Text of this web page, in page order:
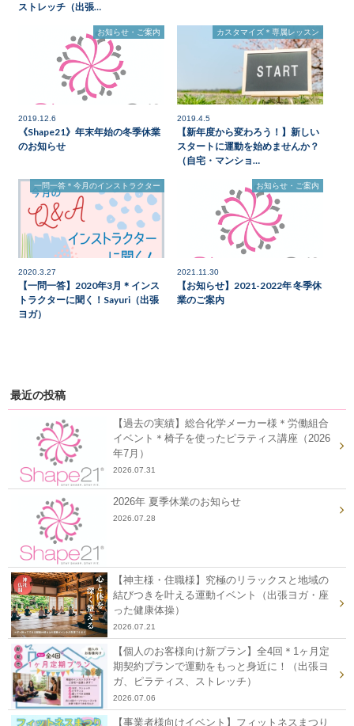
ストレッチ（出張…
お知らせ・ご案内
2019.12.6
《Shape21》年末年始の冬季休業
のお知らせ
カスタマイズ＊専属レッスン
2019.4.5
【新年度から変わろう！】新しい
スタートに運動を始めませんか？
（自宅・マンショ…
一問一答＊今月のインストラクター
2020.3.27
【一問一答】2020年3月＊インス
トラクターに聞く！Sayuri（出張
ヨガ）
お知らせ・ご案内
2021.11.30
【お知らせ】2021-2022年 冬季休
業のご案内
最近の投稿
【過去の実績】総合化学メーカー様＊労働組合
イベント＊椅子を使ったピラティス講座（2026
年7月）
2026.07.31
2026年 夏季休業のお知らせ
2026.07.28
【神主様・住職様】究極のリラックスと地域の
結びつきを叶える運動イベント（出張ヨガ・座
った健康体操）
2026.07.21
【個人のお客様向け新プラン】全4回＊1ヶ月定
期契約プランで運動をもっと身近に！（出張ヨ
ガ、ピラティス、ストレッチ）
2026.07.06
【事業者様向けイベント】フィットネスまつり